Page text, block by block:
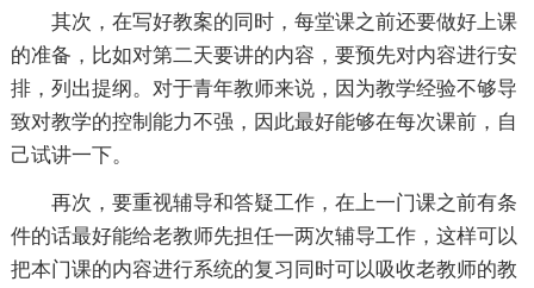
其次，在写好教案的同时，每堂课之前还要做好上课
的准备，比如对第二天要讲的内容，要预先对内容进行安
排，列出提纲。对于青年教师来说，因为教学经验不够导
致对教学的控制能力不强，因此最好能够在每次课前，自
己试讲一下。
再次，要重视辅导和答疑工作，在上一门课之前有条
件的话最好能给老教师先担任一两次辅导工作，这样可以
把本门课的内容进行系统的复习同时可以吸收老教师的教